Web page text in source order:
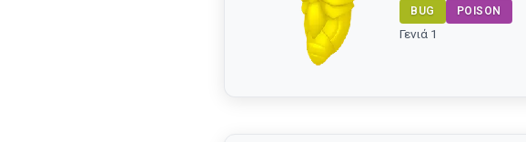
BUG POISON
Γενιά 1